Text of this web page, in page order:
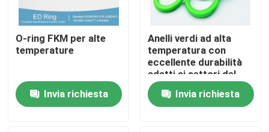
Contattaci
notizie
Tutti i casi
O-ring FKM per alte
temperature
Invia richiesta
Anelli verdi ad alta
temperatura con
eccellente durabilità
adatti ai settori del
petrolio, del gas e
dell'energia che
richiedono
Invia richiesta